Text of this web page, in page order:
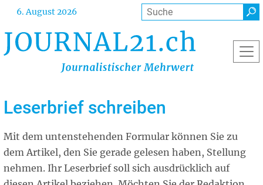
Direkt
Inhalt
6. August 2026 Suche
Leserbrief schreiben
Mit dem untenstehenden Formular können Sie zu
dem Artikel, den Sie gerade gelesen haben, Stellung
nehmen. Ihr Leserbrief soll sich ausdrücklich auf